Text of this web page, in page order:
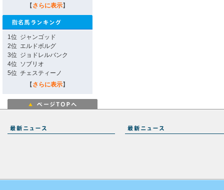
【 さらに表示】
1位 ジャンゴッド
2位 エルドボルグ
3位 ジョドレルバンク
4位 ソブリオ
5位 チェスティーノ
【 さらに表示】